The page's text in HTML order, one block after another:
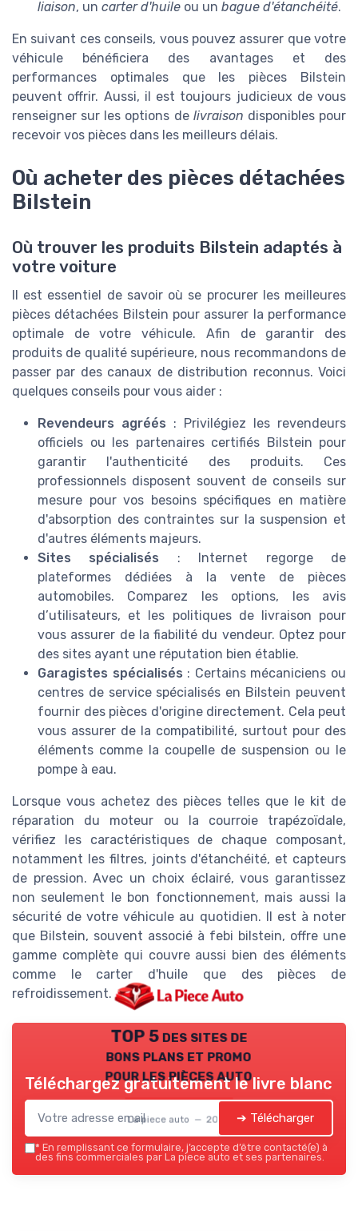
liaison, un carter d'huile ou un bague d'étanchéité.
En suivant ces conseils, vous pouvez assurer que votre
véhicule bénéficiera des avantages et des
performances optimales que les pièces Bilstein
peuvent offrir. Aussi, il est toujours judicieux de vous
renseigner sur les options de livraison disponibles pour
recevoir vos pièces dans les meilleurs délais.
Où acheter des pièces détachées
Bilstein
Où trouver les produits Bilstein adaptés à
votre voiture
Il est essentiel de savoir où se procurer les meilleures
pièces détachées Bilstein pour assurer la performance
optimale de votre véhicule. Afin de garantir des
produits de qualité supérieure, nous recommandons de
passer par des canaux de distribution reconnus. Voici
quelques conseils pour vous aider :
Revendeurs agréés : Privilégiez les revendeurs
officiels ou les partenaires certifiés Bilstein pour
garantir l'authenticité des produits. Ces
professionnels disposent souvent de conseils sur
mesure pour vos besoins spécifiques en matière
d'absorption des contraintes sur la suspension et
d'autres éléments majeurs.
Sites spécialisés : Internet regorge de
plateformes dédiées à la vente de pièces
automobiles. Comparez les options, les avis
d’utilisateurs, et les politiques de livraison pour
vous assurer de la fiabilité du vendeur. Optez pour
des sites ayant une réputation bien établie.
Garagistes spécialisés : Certains mécaniciens ou
centres de service spécialisés en Bilstein peuvent
fournir des pièces d'origine directement. Cela peut
vous assurer de la compatibilité, surtout pour des
éléments comme la coupelle de suspension ou le
pompe à eau.
Lorsque vous achetez des pièces telles que le kit de
réparation du moteur ou la courroie trapézoïdale,
vérifiez les caractéristiques de chaque composant,
notamment les filtres, joints d'étanchéité, et capteurs
de pression. Avec un choix éclairé, vous garantissez
non seulement le bon fonctionnement, mais aussi la
sécurité de votre véhicule au quotidien. Il est à noter
que Bilstein, souvent associé à febi bilstein, offre une
gamme complète qui couvre aussi bien des éléments
comme le carter d'huile que des pièces de
refroidissement.
TOP 5 des sites de
bons plans et promo
pour les pièces auto
La piece auto — 2026
Téléchargez gratuitement le livre blanc
➔ Télécharger
* En remplissant ce formulaire, j’accepte d’être contacté(e) à
des fins commerciales par La piece auto et ses partenaires.